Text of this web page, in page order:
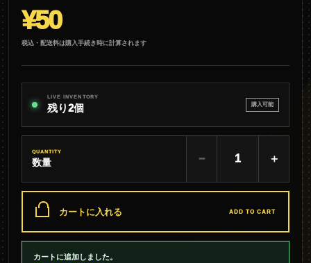
¥50
税込・配送料は購入手続き時に計算されます
LIVE INVENTORY
残り2個 購入可能
QUANTITY
数量 − ＋
カートに入れる ADD TO CART
カートに追加しました。